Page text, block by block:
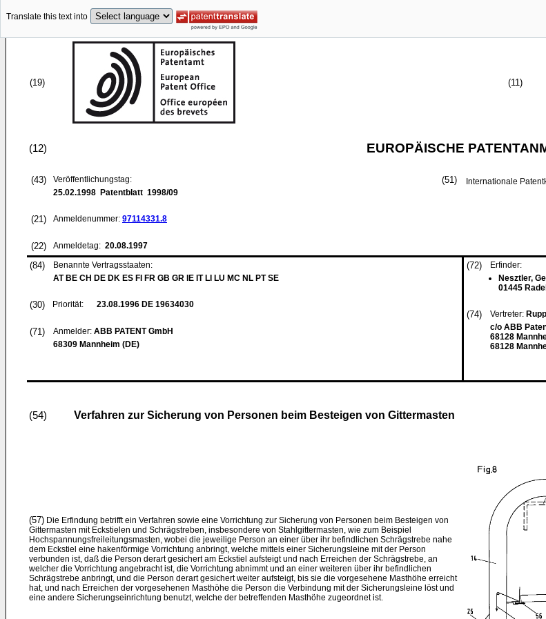
Translate this text into
(19) (11)
(12) EUROPÄISCHE
(43)
Veröffentlichungstag:
25.02.1998 Patentblatt 1998/09
(21) Anmeldenummer: 97114331.8
(22) Anmeldetag: 20.08.1997
(51) Internationale
(84)
Benannte Vertragsstaaten:
AT BE CH DE DK ES FI FR GB GR IE IT LI LU MC NL PT SE
(30) Priorität: 23.08.1996 DE 19634030
(71) Anmelder: ABB PATENT GmbH
68309 Mannheim (DE)
(72)
Erfinder:
Nesztler,
01445
(74) Vertreter:
c/o ABB
68128
68128
(54) Verfahren zur Sicherung von Personen beim Besteigen von Gittermasten
(57) Die Erfindung betrifft ein Verfahren sowie eine Vorrichtung zur Sicherung von Personen beim Besteigen von
Gittermasten mit Eckstielen und Schrägstreben, insbesondere von Stahlgittermasten, wie zum Beispiel
Hochspannungsfreileitungsmasten, wobei die jeweilige Person an einer über ihr befindlichen Schrägstrebe nahe
dem Eckstiel eine hakenförmige Vorrichtung anbringt, welche mittels einer Sicherungsleine mit der Person
verbunden ist, daß die Person derart gesichert am Eckstiel aufsteigt und nach Erreichen der Schrägstrebe, an
welcher die Vorrichtung angebracht ist, die Vorrichtung abnimmt und an einer weiteren über ihr befindlichen
Schrägstrebe anbringt, und die Person derart gesichert weiter aufsteigt, bis sie die vorgesehene Masthöhe erreicht
hat, und nach Erreichen der vorgesehenen Masthöhe die Person die Verbindung mit der Sicherungsleine löst und
eine andere Sicherungseinrichtung benutzt, welche der betreffenden Masthöhe zugeordnet ist.